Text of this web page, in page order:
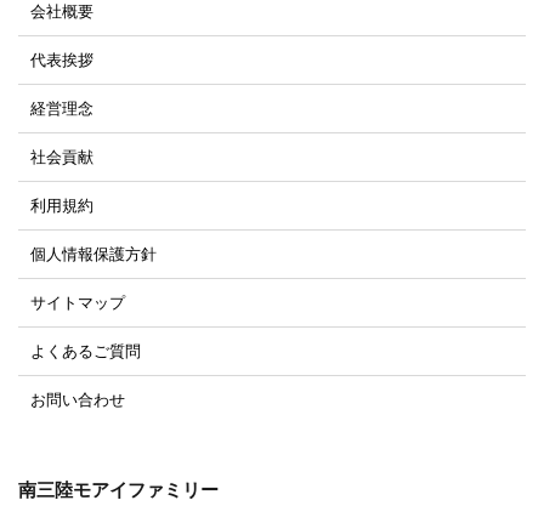
会社概要
代表挨拶
経営理念
社会貢献
利用規約
個人情報保護方針
サイトマップ
よくあるご質問
お問い合わせ
南三陸モアイファミリー